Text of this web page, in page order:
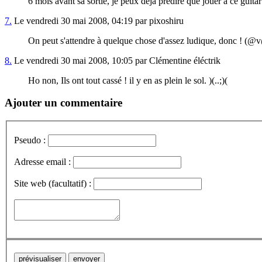
7. Le vendredi 30 mai 2008, 04:19 par pixoshiru
On peut s'attendre à quelque chose d'assez ludique, donc !
8. Le vendredi 30 mai 2008, 10:05 par Clémentine éléctrik
Ho non, Ils ont tout cassé ! il y en as plein le sol. )(..;)(
Ajouter un commentaire
Pseudo :
Adresse email :
Site web (facultatif) :